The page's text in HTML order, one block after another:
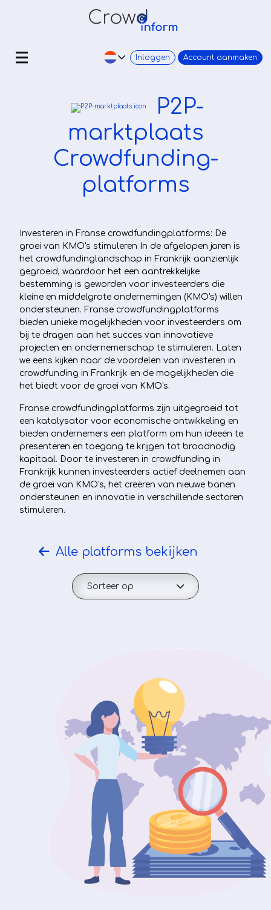
Inloggen Account aanmaken
P2P-
marktplaats
Crowdfunding-
platforms
Investeren in Franse crowdfundingplatforms: De
groei van KMO's stimuleren In de afgelopen jaren is
het crowdfundinglandschap in Frankrijk aanzienlijk
gegroeid, waardoor het een aantrekkelijke
bestemming is geworden voor investeerders die
kleine en middelgrote ondernemingen (KMO's) willen
ondersteunen. Franse crowdfundingplatforms
bieden unieke mogelijkheden voor investeerders om
bij te dragen aan het succes van innovatieve
projecten en ondernemerschap te stimuleren. Laten
we eens kijken naar de voordelen van investeren in
crowdfunding in Frankrijk en de mogelijkheden die
het biedt voor de groei van KMO's.
Franse crowdfundingplatforms zijn uitgegroeid tot
een katalysator voor economische ontwikkeling en
bieden ondernemers een platform om hun ideeën te
presenteren en toegang te krijgen tot broodnodig
kapitaal. Door te investeren in crowdfunding in
Frankrijk kunnen investeerders actief deelnemen aan
de groei van KMO's, het creëren van nieuwe banen
ondersteunen en innovatie in verschillende sectoren
stimuleren.
Alle platforms bekijken
Sorteer op